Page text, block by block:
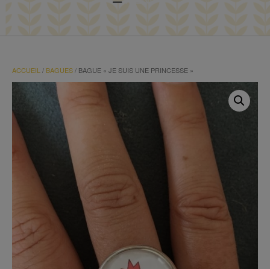
ACCUEIL / BAGUES/ BAGUE « JE SUIS UNE PRINCESSE »